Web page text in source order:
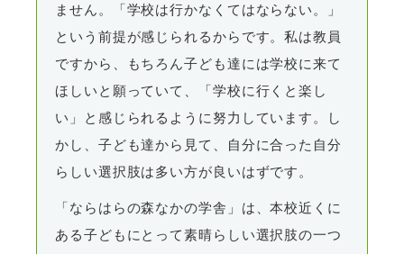
ません。「学校は行かなくてはならない。」
という前提が感じられるからです。私は教員
ですから、もちろん子ども達には学校に来て
ほしいと願っていて、「学校に行くと楽し
い」と感じられるように努力しています。し
かし、子ども達から見て、自分に合った自分
らしい選択肢は多い方が良いはずです。
「ならはらの森なかの学舎」は、本校近くに
ある子どもにとって素晴らしい選択肢の一つ